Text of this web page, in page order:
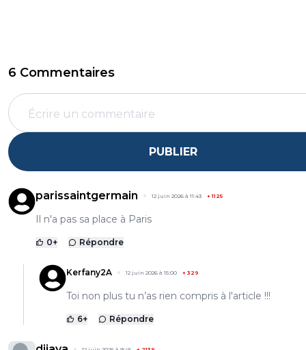
6 Commentaires
PUBLIER
parissaintgermain 12 juin 2026 à 11:43 +1125
Il n'a pas sa place à Paris
0+ Répondre
Kerfany2A 12 juin 2026 à 15:00 + 329
Toi non plus tu n’as rien compris à l'article !!!
6+ Répondre